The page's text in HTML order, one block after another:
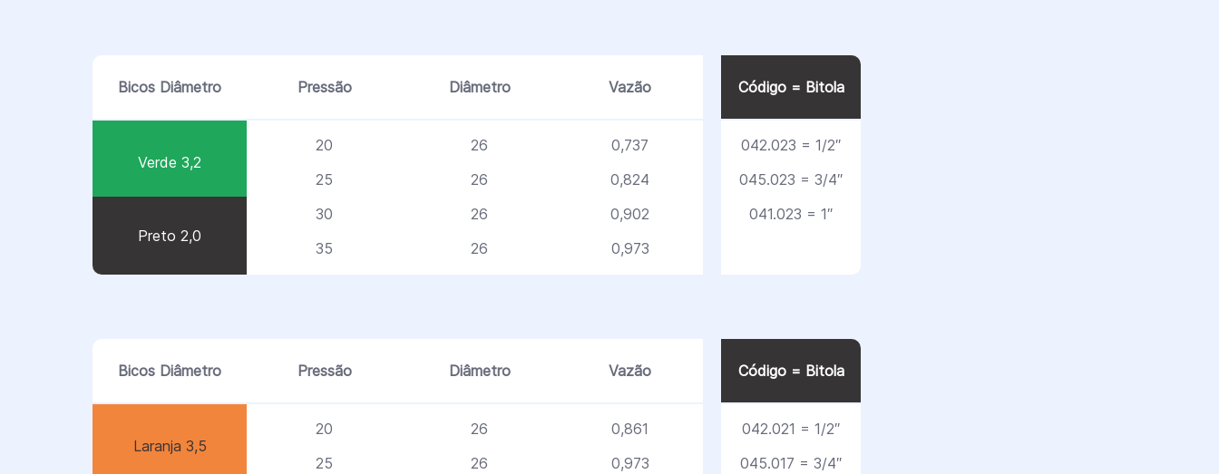
Bicos Diâmetro Pressão Diâmetro Vazão Código = Bitola
Verde 3,2
20 26 0,737
042.023 = 1/2″
25
26 0,824 045.023 = 3/4″
Preto 2,0
30 26 0,902
041.023 = 1″
35
26 0,973
Bicos Diâmetro Pressão Diâmetro Vazão Código = Bitola
Laranja 3,5
20 26 0,861
042.021 = 1/2″
25
26 0,973 045.017 = 3/4″